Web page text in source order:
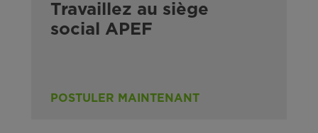
Travaillez au siège
social APEF
POSTULER MAINTENANT